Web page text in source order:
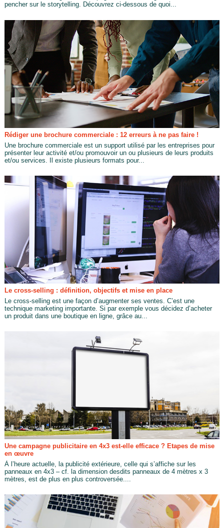
pencher sur le storytelling. Découvrez ci-dessous de quoi...
Rédiger une brochure commerciale : 12 erreurs à ne pas faire !
Une brochure commerciale est un support utilisé par les entreprises pour
présenter leur activité et/ou promouvoir un ou plusieurs de leurs produits
et/ou services. Il existe plusieurs formats pour...
Le cross-selling : définition, objectifs et mise en place
Le cross-selling est une façon d’augmenter ses ventes. C’est une
technique marketing importante. Si par exemple vous décidez d’acheter
un produit dans une boutique en ligne, grâce au...
Une campagne publicitaire en 4x3 est-elle efficace ? Etapes de mise
en œuvre
À l’heure actuelle, la publicité extérieure, celle qui s’affiche sur les
panneaux en 4x3 – cf. la dimension desdits panneaux de 4 mètres x 3
mètres, est de plus en plus controversée....